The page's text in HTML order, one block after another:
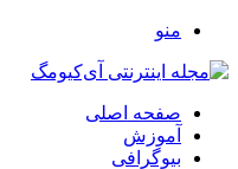
منو
صفحه اصلی
آموزش
بیوگرافی